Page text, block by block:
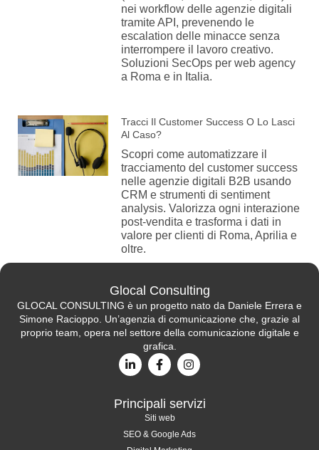
nei workflow delle agenzie digitali
tramite API, prevenendo le
escalation delle minacce senza
interrompere il lavoro creativo.
Soluzioni SecOps per web agency
a Roma e in Italia.
Tracci Il Customer Success O Lo Lasci
Al Caso?
Scopri come automatizzare il
tracciamento del customer success
nelle agenzie digitali B2B usando
CRM e strumenti di sentiment
analysis. Valorizza ogni interazione
post-vendita e trasforma i dati in
valore per clienti di Roma, Aprilia e
oltre.
Glocal Consulting
GLOCAL CONSULTING è un progetto nato da Daniele Errera e
Simone Racioppo. Un’agenzia di comunicazione che, grazie al
proprio team, opera nel settore della comunicazione digitale e
grafica.
Principali servizi
Siti web
SEO & Google Ads